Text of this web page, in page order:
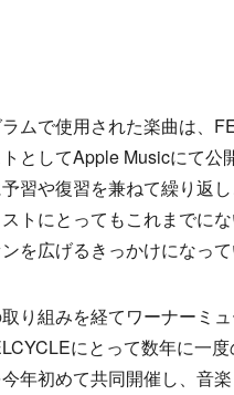
ムで使用された楽曲は、
としてApple Musicにて公
習や復習を兼ねて繰り返
トにとってもこれまでに
を広げるきっかけになって
り組みを経てワーナーミュ
にとって数年に一
年初めて共同開催し、音